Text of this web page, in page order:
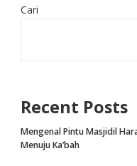
Cari
Recent Posts
Mengenal Pintu Masjidil
Menuju Ka’bah